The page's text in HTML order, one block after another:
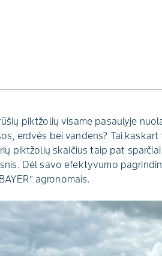
piktžolių visame pasaulyje
erdvės bei vandens? Tai
piktžolių skaičius taip pat
Dėl savo efektyvumo
agronomais.